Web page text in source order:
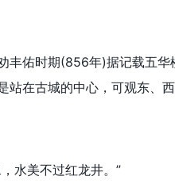
佑时期(856年)据记载五华
站在古城的中心，可观东、
水美不过红龙井。”